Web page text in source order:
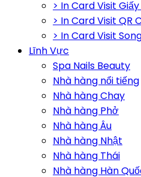
> In Card Visit
> In Card Visit QR
> In Card Visit
Lĩnh Vực
Spa Nails Beauty
Nhà hàng nổi tiếng
Nhà hàng Chay
Nhà hàng Phở
Nhà hàng Âu
Nhà hàng Nhật
Nhà hàng Thái
Nhà hàng Hàn